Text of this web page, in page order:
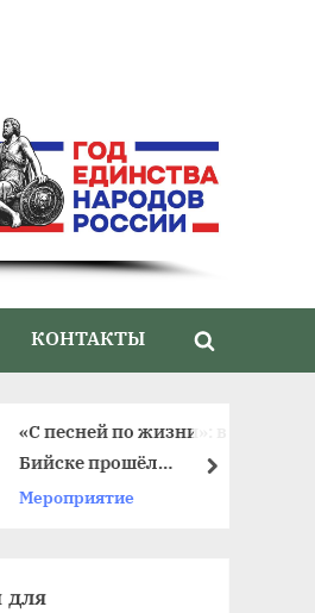
КОНТАКТЫ
Toggle
«С песней по жизни»: в
Бийске прошёл
юбилейный фестиваль
Мероприятие
далее
для